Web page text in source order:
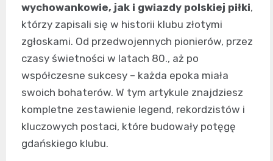
wychowankowie, jak i gwiazdy polskiej piłki,
którzy zapisali się w historii klubu złotymi
zgłoskami. Od przedwojennych pionierów, przez
czasy świetności w latach 80., aż po
współczesne sukcesy – każda epoka miała
swoich bohaterów. W tym artykule znajdziesz
kompletne zestawienie legend, rekordzistów i
kluczowych postaci, które budowały potęgę
gdańskiego klubu.